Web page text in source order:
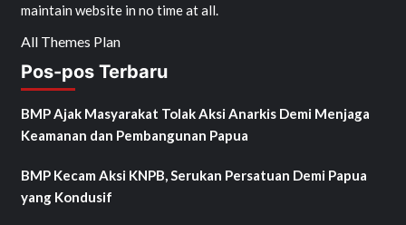
maintain website in no time at all.
All Themes Plan
Pos-pos Terbaru
BMP Ajak Masyarakat Tolak Aksi Anarkis Demi Menjaga
Keamanan dan Pembangunan Papua
BMP Kecam Aksi KNPB, Serukan Persatuan Demi Papua
yang Kondusif